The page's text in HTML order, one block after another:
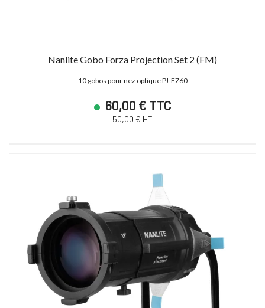
Nanlite Gobo Forza Projection Set 2 (FM)
10 gobos pour nez optique PJ-FZ60
60,00 € TTC
50,00 € HT